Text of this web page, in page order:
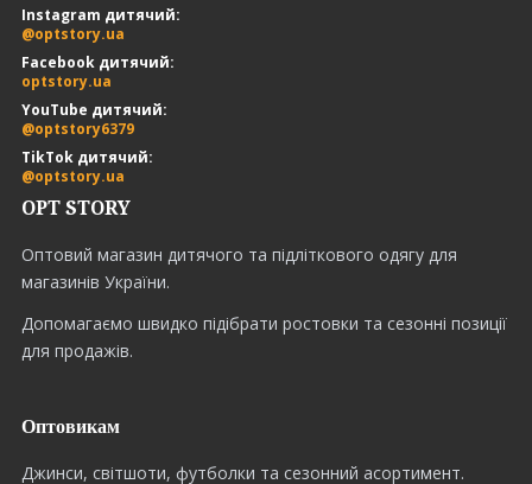
OPT STORY
Оптовий магазин дитячого та підліткового одягу для
магазинів України.
Допомагаємо швидко підібрати ростовки та сезонні позиції
для продажів.
Оптовикам
Джинси, світшоти, футболки та сезонний асортимент.
Instagram дитячий:
@optstory.ua
Facebook дитячий:
optstory.ua
YouTube дитячий:
@optstory6379
TikTok дитячий:
@optstory.ua